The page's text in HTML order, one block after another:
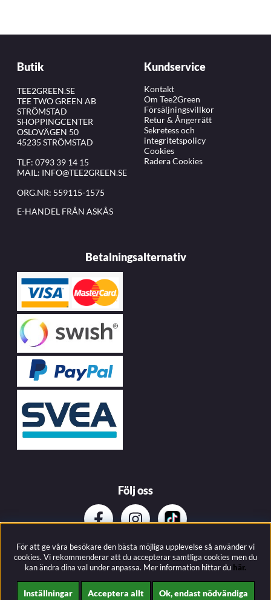
Butik
TEE2GREEN.SE
TEE TWO GREEN AB
STRÖMSTAD
SHOPPINGCENTER
OSLOVÄGEN 50
45235 STRÖMSTAD
TLF: 0793 39 14 15
MAIL: INFO@TEE2GREEN.SE
ORG.NR: 559115-1575
E-HANDEL FRÅN ASKÅS
Kundservice
Kontakt
Om Tee2Green
Försäljningsvillkor
Retur & Ångerrätt
Sekretess och
integritetspolicy
Cookies
Radera Cookies
Betalningsalternativ
Följ oss
Prenumerera på vårat nyhetsbrev
För att ge våra besökare den bästa möjliga upplevelse så använder vi
cookies. Vi rekommenderar att du accepterar samtliga cookies men du
kan ändra dina val under anpassa. Mer information hittar du här.
Inställningar Acceptera allt Ok, endast nödvändiga